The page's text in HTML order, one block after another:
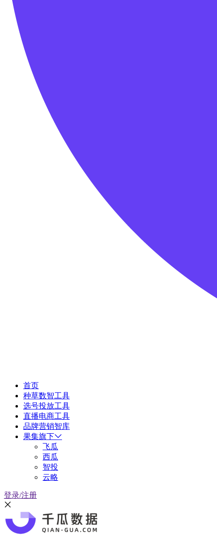
首页
种草数智工具
选号投放工具
直播电商工具
品牌营销智库
果集旗下
飞瓜
西瓜
智投
云略
登录/注册